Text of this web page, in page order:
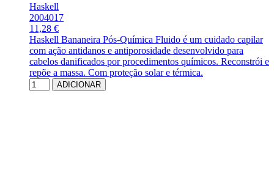
Haskell
2004017
11,28 €
Haskell Bananeira Pós-Química Fluido é um cuidado capilar
com ação antidanos e antiporosidade desenvolvido para
cabelos danificados por procedimentos químicos. Reconstrói e
repõe a massa. Com proteção solar e térmica.
ADICIONAR